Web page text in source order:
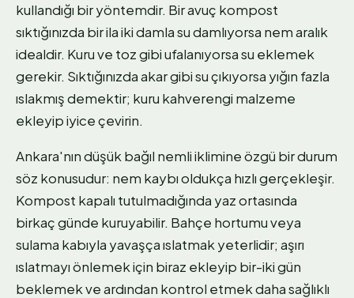
kullandığı bir yöntemdir. Bir avuç kompost
sıktığınızda bir ila iki damla su damlıyorsa nem aralık
idealdir. Kuru ve toz gibi ufalanıyorsa su eklemek
gerekir. Sıktığınızda akar gibi su çıkıyorsa yığın fazla
ıslakmış demektir; kuru kahverengi malzeme
ekleyip iyice çevirin.
Ankara'nın düşük bağıl nemli iklimine özgü bir durum
söz konusudur: nem kaybı oldukça hızlı gerçekleşir.
Kompost kapalı tutulmadığında yaz ortasında
birkaç günde kuruyabilir. Bahçe hortumu veya
sulama kabıyla yavaşça ıslatmak yeterlidir; aşırı
ıslatmayı önlemek için biraz ekleyip bir-iki gün
beklemek ve ardından kontrol etmek daha sağlıklı